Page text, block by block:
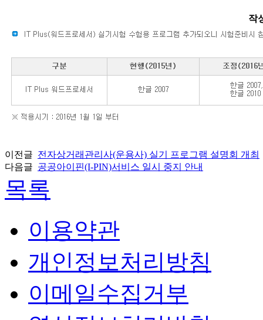
작
이전글 전자상거래관리사(운용사) 실기 프로그램 설명회 개최
다음글 공공아이핀(I-PIN)서비스 일시 중지 안내
목록
이용약관
개인정보처리방침
이메일수집거부